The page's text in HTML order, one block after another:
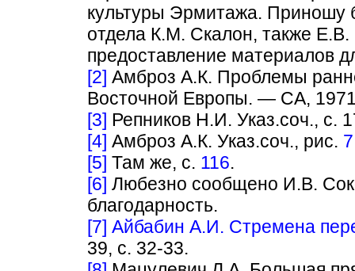
культуры Эрмитажа. Приношу
отдела К.М. Скалон, также
предоставление материалов
[2] Амброз А.К. Проблемы
Восточной Европы. — СА,
[3] Репников Н.И. Указ.соч., с.
[4] Амброз А.К. Указ.соч., рис. 7
[5] Там же, с. 116.
[6] Любезно сообщено И.В.
благодарность.
[7] Айбабин А.И. Стремена
39, с. 32-33.